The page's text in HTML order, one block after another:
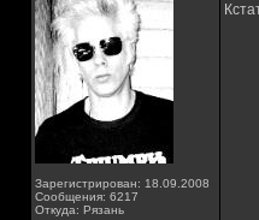
Зарегистрирован: 18.09.2008
Сообщения: 6217
Откуда: Рязань